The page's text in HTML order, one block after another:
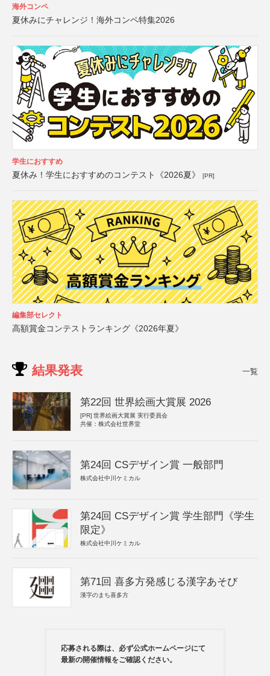
海外コンペ
夏休みにチャレンジ！海外コンペ特集2026
学生におすすめ
夏休み！学生におすすめのコンテスト《2026夏》 [PR]
編集部セレクト
高額賞金コンテストランキング《2026年夏》
結果発表 一覧
第22回 世界絵画大賞展 2026
[PR] 世界絵画大賞展 実行委員会
共催：株式会社世界堂
第24回 CSデザイン賞 一般部門
株式会社中川ケミカル
第24回 CSデザイン賞 学生部門《学生
限定》
株式会社中川ケミカル
第71回 喜多方発感じる漢字あそび
漢字のまち喜多方
応募される際は、必ず公式ホームページにて
最新の開催情報をご確認ください。